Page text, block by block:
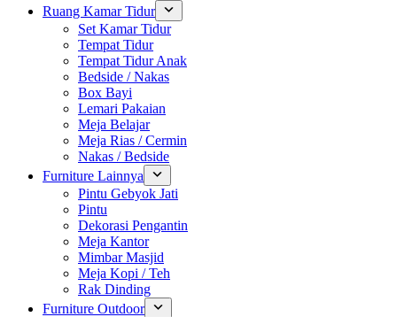
Ruang Kamar Tidur
Set Kamar Tidur
Tempat Tidur
Tempat Tidur Anak
Bedside / Nakas
Box Bayi
Lemari Pakaian
Meja Belajar
Meja Rias / Cermin
Nakas / Bedside
Furniture Lainnya
Pintu Gebyok Jati
Pintu
Dekorasi Pengantin
Meja Kantor
Mimbar Masjid
Meja Kopi / Teh
Rak Dinding
Furniture Outdoor